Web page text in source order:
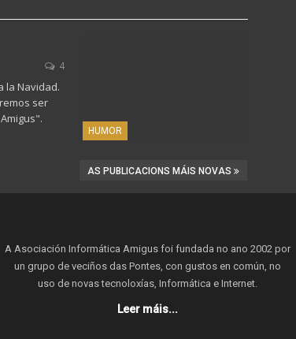
HUMOR
4
la Navidad.
ser
AS PUBLICACIONS MÁIS NOVAS
A Asociación Informática Amigus foi fundada no ano 2002 por
un grupo de veciños das Pontes, con gustos en común, no
uso de novas tecnoloxías, Informática e Internet.
Leer máis...